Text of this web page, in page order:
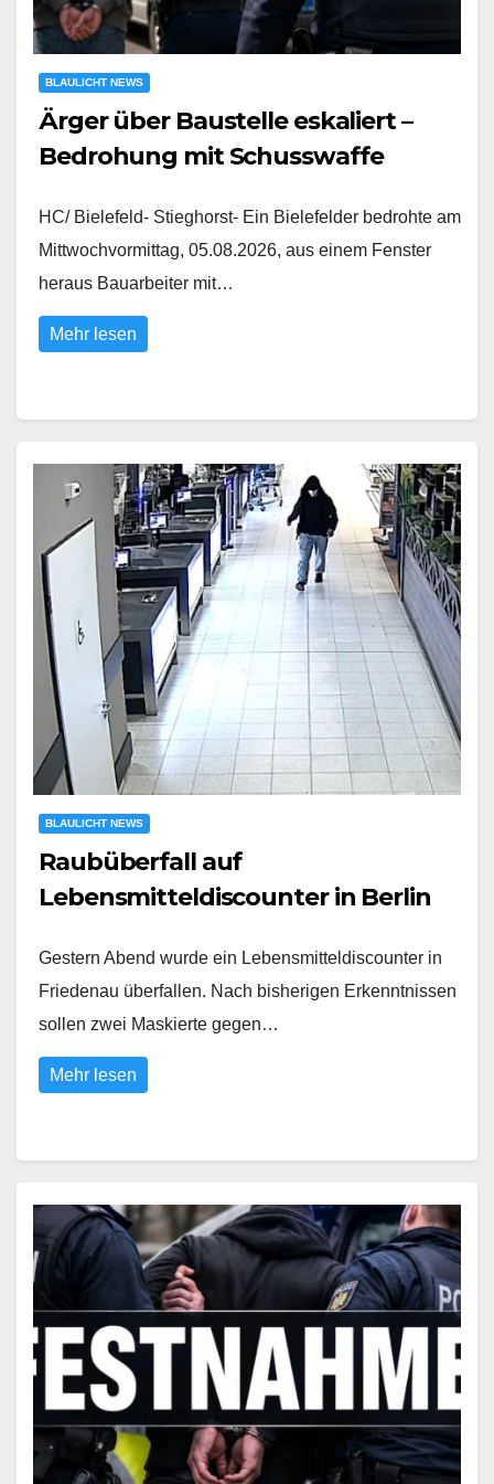
BLAULICHT NEWS
Ärger über Baustelle eskaliert –
Bedrohung mit Schusswaffe
HC/ Bielefeld- Stieghorst- Ein Bielefelder bedrohte am
Mittwochvormittag, 05.08.2026, aus einem Fenster
heraus Bauarbeiter mit…
Mehr lesen
BLAULICHT NEWS
Raubüberfall auf
Lebensmitteldiscounter in Berlin
Gestern Abend wurde ein Lebensmitteldiscounter in
Friedenau überfallen. Nach bisherigen Erkenntnissen
sollen zwei Maskierte gegen…
Mehr lesen